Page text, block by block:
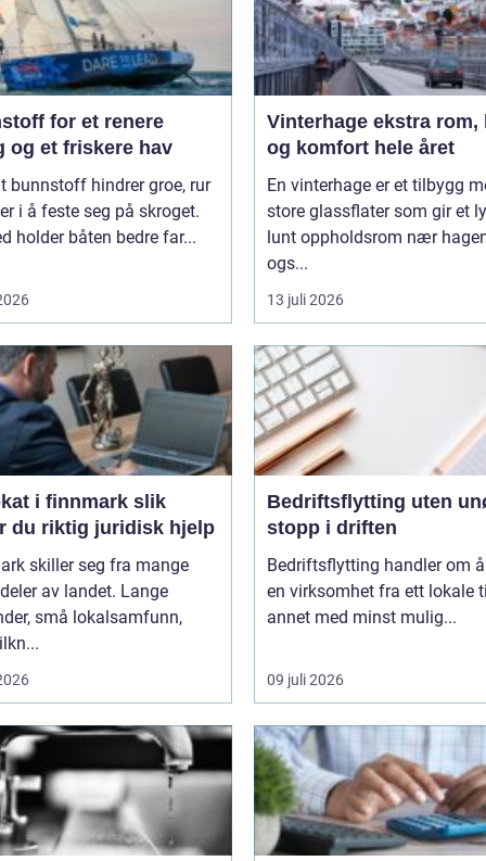
for et renere
og et friskere hav
bunnstoff hindrer groe, rur
i å feste seg på skroget.
holder båten bedre far...
Vinterhage ekstra rom, lys
og komfort hele året
En vinterhage er et tilbygg
store glassflater som gir et
lunt oppholdsrom nær
ogs...
13 juli 2026
i finnmark slik
du riktig juridisk hjelp
skiller seg fra mange
av landet. Lange
små lokalsamfunn,
Bedriftsflytting uten
stopp i driften
Bedriftsflytting handler om
en virksomhet fra ett lokale
annet med minst mulig...
09 juli 2026